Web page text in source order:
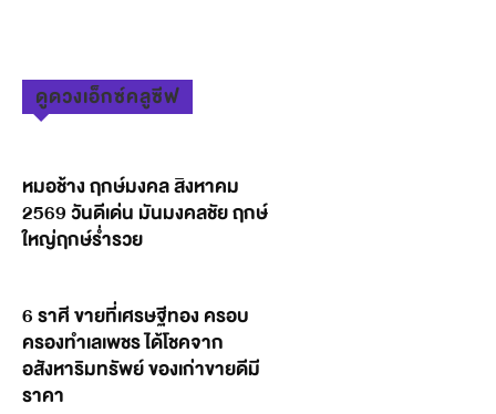
ดูดวงเอ็กซ์คลูซีฟ
หมอช้าง ฤกษ์มงคล สิงหาคม
2569 วันดีเด่น มันมงคลชัย ฤกษ์
ใหญ่ฤกษ์ร่ำรวย
6 ราศี ขายที่เศรษฐีทอง ครอบ
ครองทำเลเพชร ได้โชคจาก
อสังหาริมทรัพย์ ของเก่าขายดีมี
ราคา